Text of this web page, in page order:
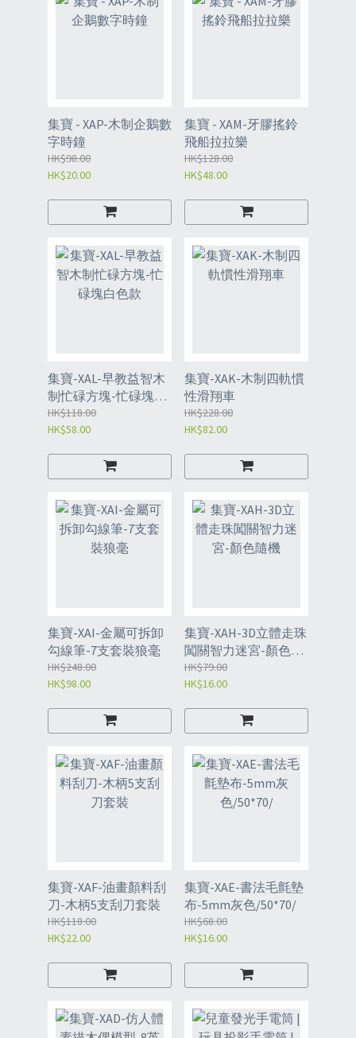
集寶 - XAP-木制企鵝數
字時鐘
HK$98.00
HK$20.00
集寶 - XAM-牙膠搖鈴
飛船拉拉樂
HK$128.00
HK$48.00
集寶-XAL-早教益智木
制忙碌方塊-忙碌塊白
色款
HK$118.00
HK$58.00
集寶-XAK-木制四軌慣
性滑翔車
HK$228.00
HK$82.00
集寶-XAI-金屬可拆卸
勾線筆-7支套裝狼毫
HK$248.00
HK$98.00
集寶-XAH-3D立體走珠
闖關智力迷宮-顏色隨
機
HK$79.00
HK$16.00
集寶-XAF-油畫顏料刮
刀-木柄5支刮刀套裝
HK$118.00
HK$22.00
集寶-XAE-書法毛氈墊
布-5mm灰色/50*70/
HK$68.00
HK$16.00